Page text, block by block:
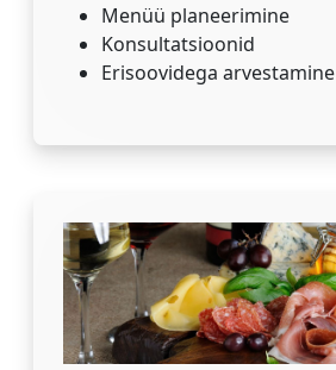
Menüü planeerimine
Konsultatsioonid
Erisoovidega arvestamine